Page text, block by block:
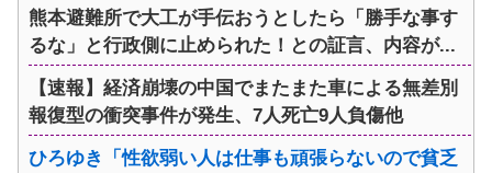
熊本避難所で大工が手伝おうとしたら「勝手な事す
るな」と行政側に止められた！との証言、内容が...
【速報】経済崩壊の中国でまたまた車による無差別
報復型の衝突事件が発生、7人死亡9人負傷他
ひろゆき「性欲弱い人は仕事も頑張らないので貧乏